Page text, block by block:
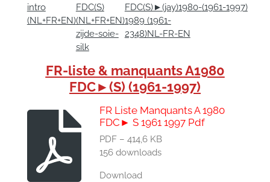
intro
(NL+FR+EN)
FDC(S)
(NL+FR+EN)
zijde-soie-
silk
FDC(S)►(jay)1980-
1989 (1961-
2348)NL-FR-EN
(1961-1997)
FR-liste & manquants A1980
FDC►(S) (1961-1997)
FR Liste Manquants A 1980
FDC► S 1961 1997 Pdf
PDF – 414,6 KB
156 downloads
Download